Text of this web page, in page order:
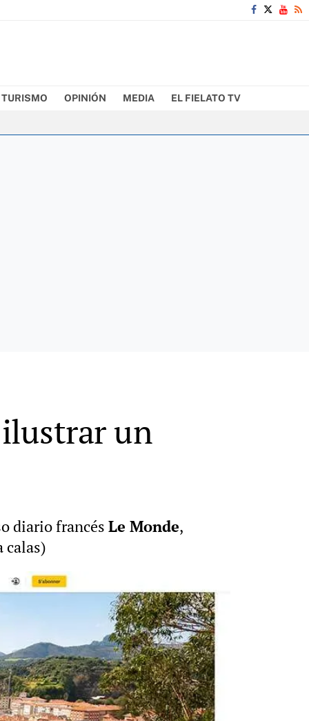
TURISMO OPINIÓN MEDIA EL FIELATO TV
ilustrar un
diario francés Le Monde,
calas)